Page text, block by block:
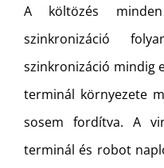
A költözés
szinkronizáció
szinkronizáció mindig
terminál környezete
sosem fordítva. A
terminál és robot